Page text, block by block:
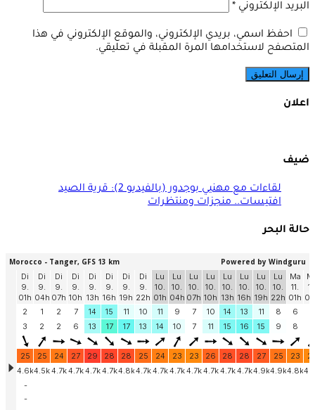
البريد الإلكتروني *
احفظ اسمي، بريدي الإلكتروني، والموقع الإلكتروني في هذا
المتصفح لاستخدامها المرة المقبلة في تعليقي.
اعلان
ضيف
لقاءات مع مهنيي بوجدور (بالفيديو 2): قرية الصيد
افتيسات.. منجزات ومنتظرات
حالة البحر